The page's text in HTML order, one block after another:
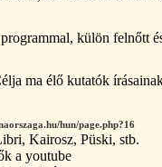
külön felnőtt
ma élő kutatók
hun/page.php?16
Kairosz, Püski, stb.
a youtube